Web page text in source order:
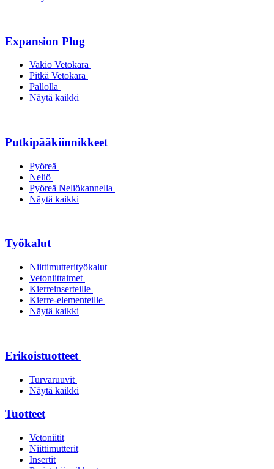
Expansion Plug
Vakio Vetokara
Pitkä Vetokara
Pallolla
Näytä kaikki
Putkipääkiinnikkeet
Pyöreä
Neliö
Pyöreä Neliökannella
Näytä kaikki
Työkalut
Niittimutterityökalut
Vetoniittaimet
Kierreinserteille
Kierre-elementeille
Näytä kaikki
Erikoistuotteet
Turvaruuvit
Näytä kaikki
Tuotteet
Vetoniitit
Niittimutterit
Insertit